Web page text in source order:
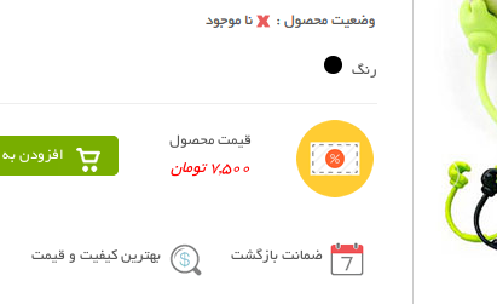
رنگ
قیمت محصول
7,500 تومان
افزودن
ضمانت بازگشت بهترین کیفیت و قیمت